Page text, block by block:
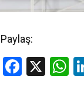
Paylaş:
X